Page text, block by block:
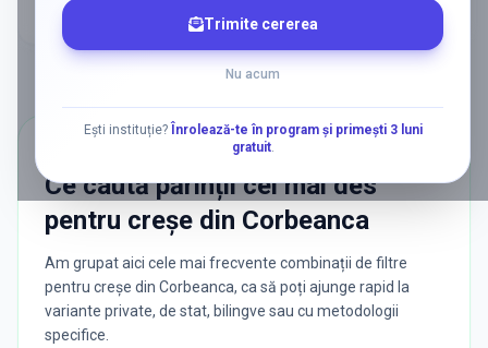
Trimite cererea
Nu acum
Ești instituție?
Înrolează-te în program și primești 3 luni
gratuit.
Ce caută părinții cel mai des
pentru creșe din Corbeanca
Am grupat aici cele mai frecvente combinații de filtre
pentru creșe din Corbeanca, ca să poți ajunge rapid la
variante private, de stat, bilingve sau cu metodologii
specifice.